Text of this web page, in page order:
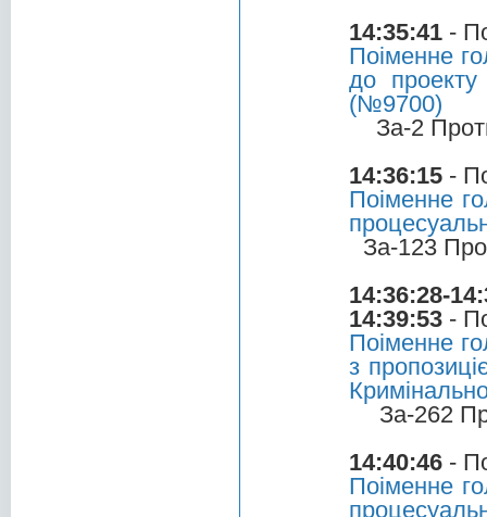
14:35:41 -
Поіменне
до проекту
(№9700)
За-2
14:36:15 -
Поіменне
За-123
14:36:28-
14:39:53 -
Поіменне
з
За-262
14:40:46 -
Поіменне